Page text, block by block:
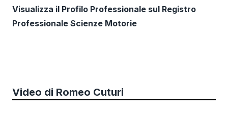
Visualizza il Profilo Professionale sul Registro
Professionale Scienze Motorie
Video di Romeo Cuturi